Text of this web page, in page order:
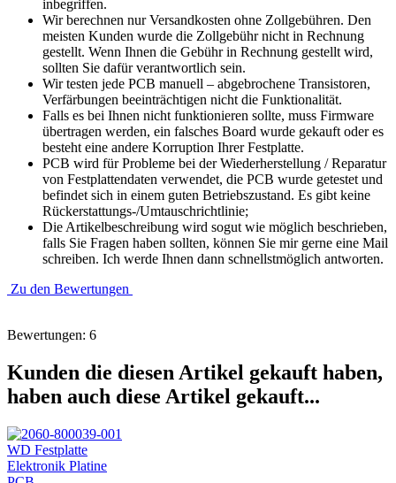
inbegriffen.
Wir berechnen nur Versandkosten ohne Zollgebühren. Den
meisten Kunden wurde die Zollgebühr nicht in Rechnung
gestellt. Wenn Ihnen die Gebühr in Rechnung gestellt wird,
sollten Sie dafür verantwortlich sein.
Wir testen jede PCB manuell – abgebrochene Transistoren,
Verfärbungen beeinträchtigen nicht die Funktionalität.
Falls es bei Ihnen nicht funktionieren sollte, muss Firmware
übertragen werden, ein falsches Board wurde gekauft oder es
besteht eine andere Korruption Ihrer Festplatte.
PCB wird für Probleme bei der Wiederherstellung / Reparatur
von Festplattendaten verwendet, die PCB wurde getestet und
befindet sich in einem guten Betriebszustand. Es gibt keine
Rückerstattungs-/Umtauschrichtlinie;
Die Artikelbeschreibung wird sogut wie möglich beschrieben,
falls Sie Fragen haben sollten, können Sie mir gerne eine Mail
schreiben. Ich werde Ihnen dann schnellstmöglich antworten.
Zu den Bewertungen
Bewertungen: 6
Kunden die diesen Artikel gekauft haben,
haben auch diese Artikel gekauft...